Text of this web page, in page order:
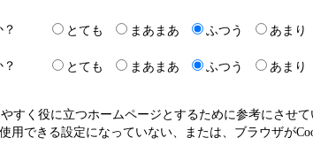
とても まあまあ ふつう あまり
とても まあまあ ふつう あまり
すく役に立つホームページとするために参考にさせ
用できる設定になっていない、または、ブラウザが